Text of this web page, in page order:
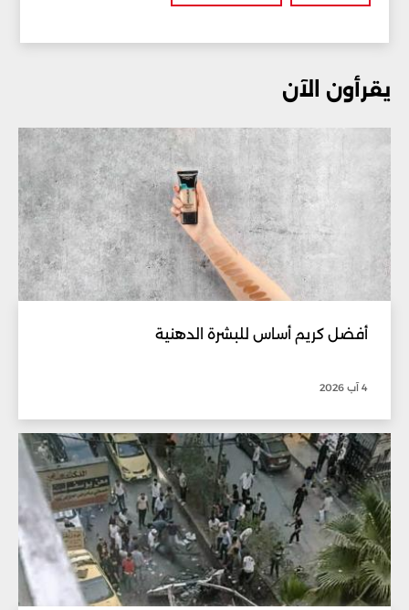
يقرأون الآن
أفضل كريم أساس للبشرة الدهنية
4 آب 2026